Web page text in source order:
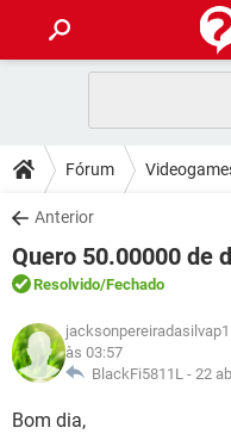
CELULAR
OUTLOOK
INSTAGRAM
GUIA DE COMPRAS
DICAS
JOGOS
OUTLOOK
GUIA DE COMPRAS
DOWNLOADS
JOGOS
CELULAR
OUTLOOK
INSTAGRAM
GUIA DE COMPRAS
FÓRUM
CELULAR
GLOSSÁRIO
JOGOS
CELULAR
Fórum
Anterior
Quero 50.00000 de
Resolvido/Fechado
às 03:57
BlackFi5811L -22
Bom dia,